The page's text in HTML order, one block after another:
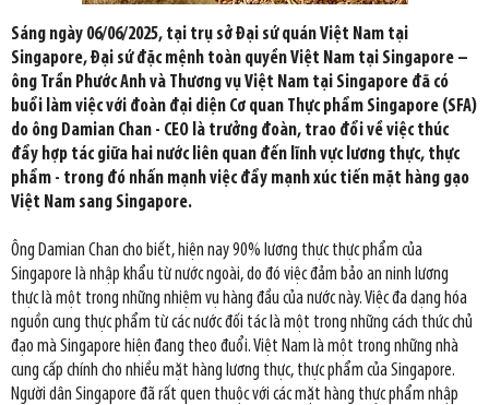
Sáng ngày 06/06/2025, tại trụ sở Đại sứ quán Việt Nam tại
Singapore, Đại sứ đặc mệnh toàn quyền Việt Nam tại Singapore –
ông Trần Phước Anh và Thương vụ Việt Nam tại Singapore đã có
buổi làm việc với đoàn đại diện Cơ quan Thực phẩm Singapore (SFA)
do ông Damian Chan - CEO là trưởng đoàn, trao đổi về việc thúc
đẩy hợp tác giữa hai nước liên quan đến lĩnh vực lương thực, thực
phẩm - trong đó nhấn mạnh việc đẩy mạnh xúc tiến mặt hàng gạo
Việt Nam sang Singapore.
Ông Damian Chan cho biết, hiện nay 90% lương thực thực phẩm của
Singapore là nhập khẩu từ nước ngoài, do đó việc đảm bảo an ninh lương
thực là một trong những nhiệm vụ hàng đầu của nước này. Việc đa dạng hóa
nguồn cung thực phẩm từ các nước đối tác là một trong những cách thức chủ
đạo mà Singapore hiện đang theo đuổi. Việt Nam là một trong những nhà
cung cấp chính cho nhiều mặt hàng lương thực, thực phẩm của Singapore.
Người dân Singapore đã rất quen thuộc với các mặt hàng thực phẩm nhập